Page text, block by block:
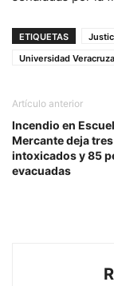
ETIQUETAS
Universidad
Artículo anterior
Incendio en
Mercante deja tres
intoxicados y 85
evacuadas